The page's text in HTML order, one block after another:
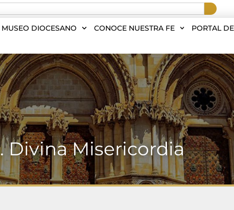
DIOCESANO CONOCE NUESTRA FE PORTAL
Divina Misericordia